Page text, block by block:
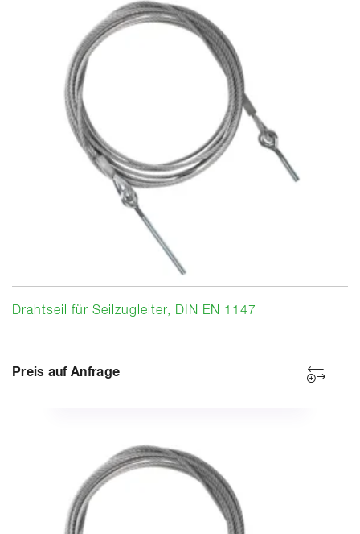
Drahtseil für Seilzugleiter, DIN EN 1147
Preis auf Anfrage